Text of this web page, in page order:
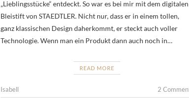
„Lieblingsstücke“ entdeckt. So war es bei mir mit dem digitalen
Bleistift von STAEDTLER. Nicht nur, dass er in einem tollen,
ganz klassischen Design daherkommt, er steckt auch voller
Technologie. Wenn man ein Produkt dann auch noch in…
READ MORE
Isabell 2